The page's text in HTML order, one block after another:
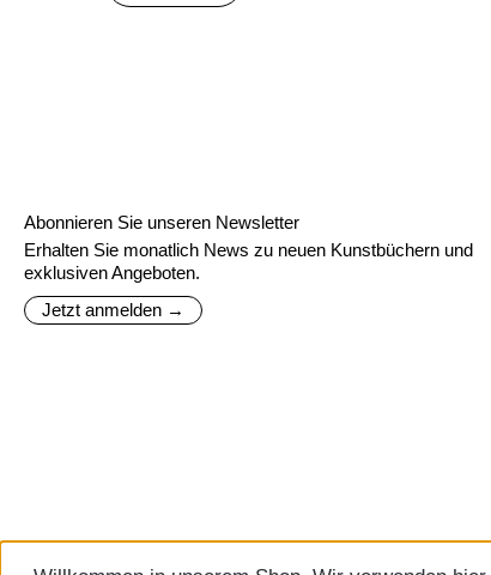
Abonnieren Sie unseren Newsletter
Erhalten Sie monatlich News zu neuen Kunstbüchern und
exklusiven Angeboten.
Jetzt anmelden →